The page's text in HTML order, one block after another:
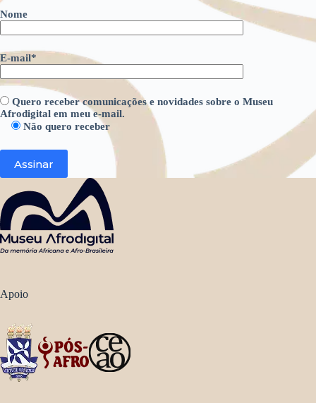
Nome
E-mail*
Quero receber comunicações e novidades sobre o Museu
Afrodigital em meu e-mail.
Não quero receber
Apoio